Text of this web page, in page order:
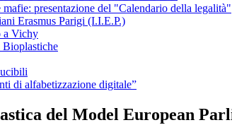
presentazione del "Calendario della legalità"
Erasmus Parigi (I.I.E.P.)
a Vichy
di alfabetizzazione digitale”
del Model European